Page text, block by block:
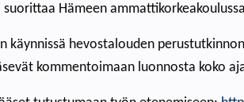
Hämeen
käynnissä hevostalouden
kommentoimaan luonnosta koko